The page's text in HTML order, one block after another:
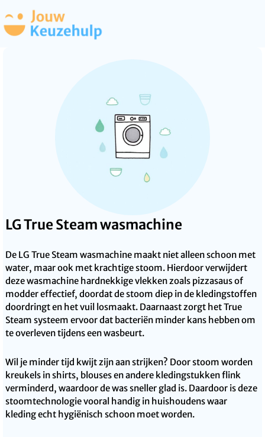
LG True Steam wasmachine
De LG True Steam wasmachine maakt niet alleen schoon met
water, maar ook met krachtige stoom. Hierdoor verwijdert
deze wasmachine hardnekkige vlekken zoals pizzasaus of
modder effectief, doordat de stoom diep in de kledingstoffen
doordringt en het vuil losmaakt. Daarnaast zorgt het True
Steam systeem ervoor dat bacteriën minder kans hebben om
te overleven tijdens een wasbeurt.
Wil je minder tijd kwijt zijn aan strijken? Door stoom worden
kreukels in shirts, blouses en andere kledingstukken flink
verminderd, waardoor de was sneller glad is. Daardoor is deze
stoomtechnologie vooral handig in huishoudens waar
kleding echt hygiënisch schoon moet worden.